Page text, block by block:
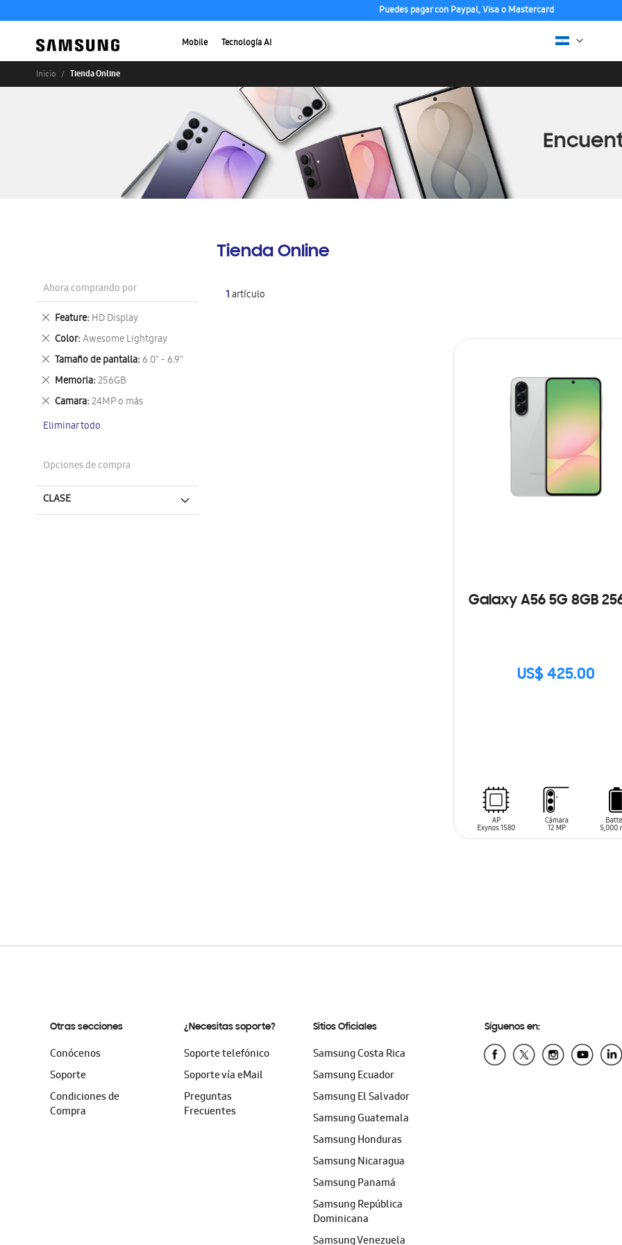
Puedes pagar con Paypal, Visa o Mastercard
Mobile Tecnología AI
Inicio Tienda Online
Tienda Online
1artículo
Galaxy A56 5G 8GB
US$ 425.00
SIN
Ahora comprando por
Feature HD Display
Eliminar
este
artículo
Color Awesome Lightgray
Eliminar
este
artículo
Tamaño de pantalla 6.0" - 6.9"
Eliminar
este
artículo
Memoria 256GB
Eliminar
este
artículo
Camara 24MP o más
Eliminar
artículo
Eliminar todo
Opciones de compra
CLASE
Otras secciones
Conócenos
Soporte
Condiciones de
Compra
¿Necesitas soporte?
Soporte telefónico
Soporte vía eMail
Preguntas
Frecuentes
Sitios Oficiales
Samsung Costa Rica
Samsung Ecuador
Samsung El Salvador
Samsung Guatemala
Samsung Honduras
Samsung Nicaragua
Samsung Panamá
Samsung República
Dominicana
Samsung Venezuela
Síguenos en: